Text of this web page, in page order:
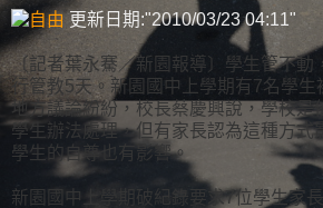
更新日期: 2010/03/23 04:11
〔記者葉永騫／新園報導〕學生管不動
行管教5天。新園國中上學期有7名學生
地方議論紛紛，校長蔡慶興說，學校是
學生辦法處理，但有家長認為這種方式
學生的自尊也有影響。
新園國中上學期破紀錄要求7位學生家